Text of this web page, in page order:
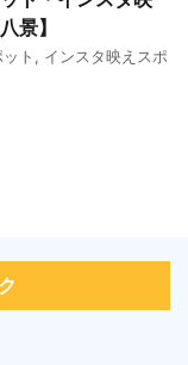
景】
ト , インスタ映えスポ